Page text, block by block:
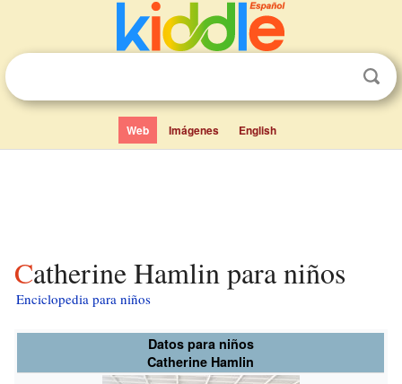
Web Imágenes English
Catherine Hamlin para niños
Enciclopedia para niños
Datos para niños
Catherine Hamlin